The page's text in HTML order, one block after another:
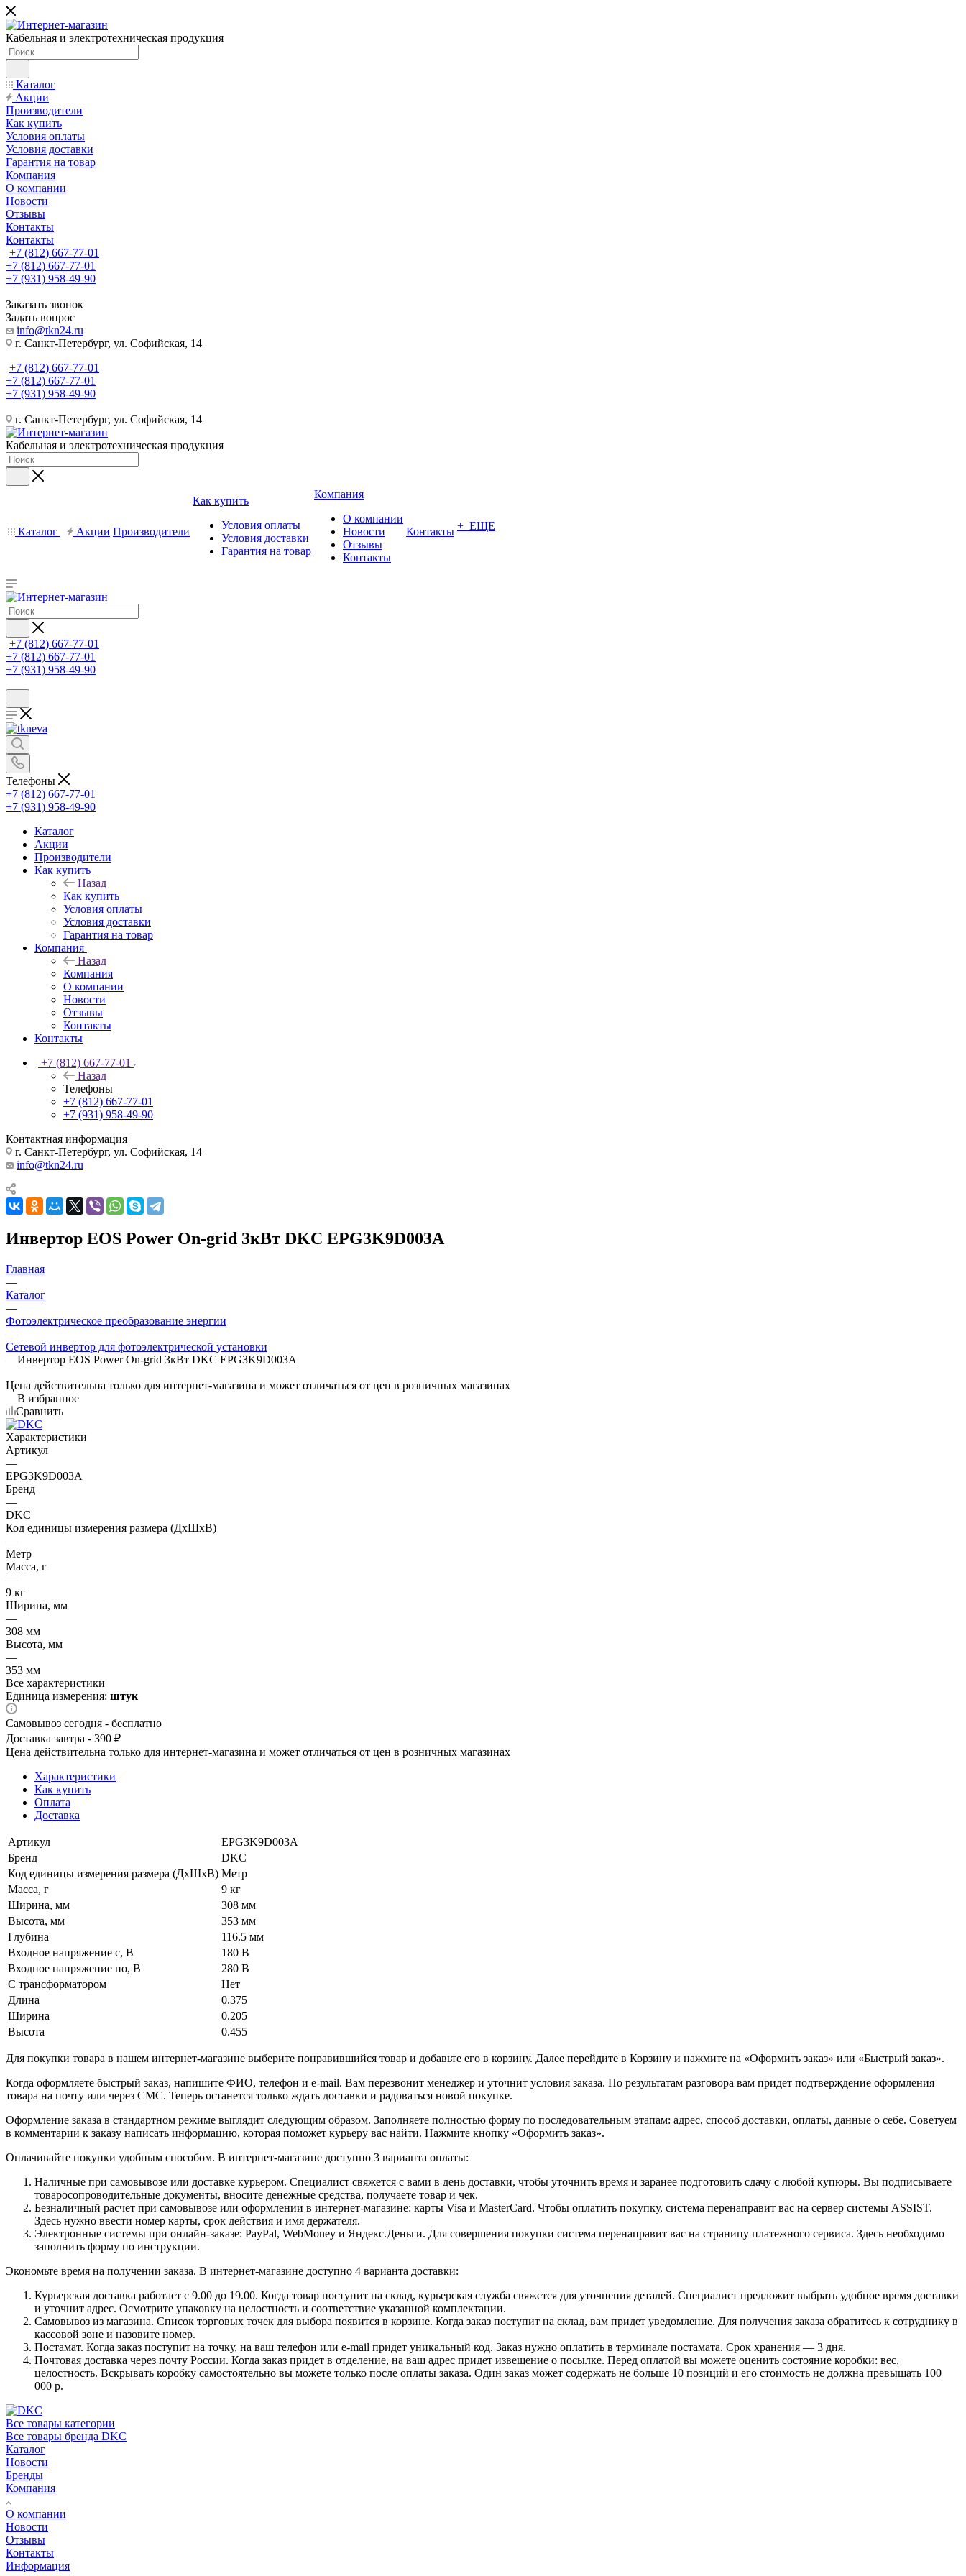
Кабельная и электротехническая продукция
Каталог
Акции
Производители
Как купить
Условия оплаты
Условия доставки
Гарантия на товар
Компания
О компании
Новости
Отзывы
Контакты
Контакты
+7 (812) 667-77-01
+7 (812) 667-77-01
+7 (931) 958-49-90
Заказать звонок
Задать вопрос
info@tkn24.ru
г. Санкт-Петербург, ул. Софийская, 14
+7 (812) 667-77-01
+7 (812) 667-77-01
+7 (931) 958-49-90
г. Санкт-Петербург, ул. Софийская, 14
Кабельная и электротехническая продукция
Каталог Акции Производители
Как купить
Условия оплаты
Условия доставки
Гарантия на товар
Компания
О компании
Новости
Отзывы
Контакты
Контакты + ЕЩЕ
+7 (812) 667-77-01
+7 (812) 667-77-01
+7 (931) 958-49-90
Телефоны
+7 (812) 667-77-01
+7 (931) 958-49-90
Каталог
Акции
Производители
Как купить
Назад
Как купить
Условия оплаты
Условия доставки
Гарантия на товар
Компания
Назад
Компания
О компании
Новости
Отзывы
Контакты
Контакты
+7 (812) 667-77-01
Назад
Телефоны
+7 (812) 667-77-01
+7 (931) 958-49-90
Контактная информация
г. Санкт-Петербург, ул. Софийская, 14
info@tkn24.ru
Инвертор EOS Power On-grid 3кВт DKC EPG3K9D003A
Главная
—
Каталог
—
Фотоэлектрическое преобразование энергии
—
Сетевой инвертор для фотоэлектрической установки
—Инвертор EOS Power On-grid 3кВт DKC EPG3K9D003A
Цена действительна только для интернет-магазина и может отличаться от цен в розничных магазинах
В избранное
Сравнить
Характеристики
Артикул
—
EPG3K9D003A
Бренд
—
DKC
Код единицы измерения размера (ДхШхВ)
—
Метр
Масса, г
—
9 кг
Ширина, мм
—
308 мм
Высота, мм
—
353 мм
Все характеристики
Единица измерения: штук
Самовывоз сегодня - бесплатно
Доставка завтра - 390 ₽
Цена действительна только для интернет-магазина и может отличаться от цен в розничных магазинах
Характеристики
Как купить
Оплата
Доставка
Артикул
EPG3K9D003A
Бренд
DKC
Код единицы измерения размера (ДхШхВ) Метр
Масса, г
9 кг
Ширина, мм
308 мм
Высота, мм
353 мм
Глубина
116.5 мм
Входное напряжение с, В
180 В
Входное напряжение по, В
280 В
С трансформатором
Нет
Длина
0.375
Ширина
0.205
Высота
0.455
Для покупки товара в нашем интернет-магазине выберите понравившийся товар и добавьте его в корзину. Далее перейдите в Корзину и нажмите на «Оформить заказ» или «Быстрый заказ».
Когда оформляете быстрый заказ, напишите ФИО, телефон и e-mail. Вам перезвонит менеджер и уточнит условия заказа. По результатам разговора вам придет подтверждение оформления
товара на почту или через СМС. Теперь останется только ждать доставки и радоваться новой покупке.
Оформление заказа в стандартном режиме выглядит следующим образом. Заполняете полностью форму по последовательным этапам: адрес, способ доставки, оплаты, данные о себе. Советуем
в комментарии к заказу написать информацию, которая поможет курьеру вас найти. Нажмите кнопку «Оформить заказ».
Оплачивайте покупки удобным способом. В интернет-магазине доступно 3 варианта оплаты:
Наличные при самовывозе или доставке курьером. Специалист свяжется с вами в день доставки, чтобы уточнить время и заранее подготовить сдачу с любой купюры. Вы подписываете
товаросопроводительные документы, вносите денежные средства, получаете товар и чек.
Безналичный расчет при самовывозе или оформлении в интернет-магазине: карты Visa и MasterCard. Чтобы оплатить покупку, система перенаправит вас на сервер системы ASSIST.
Здесь нужно ввести номер карты, срок действия и имя держателя.
Электронные системы при онлайн-заказе: PayPal, WebMoney и Яндекс.Деньги. Для совершения покупки система перенаправит вас на страницу платежного сервиса. Здесь необходимо
заполнить форму по инструкции.
Экономьте время на получении заказа. В интернет-магазине доступно 4 варианта доставки:
Курьерская доставка работает с 9.00 до 19.00. Когда товар поступит на склад, курьерская служба свяжется для уточнения деталей. Специалист предложит выбрать удобное время доставки
и уточнит адрес. Осмотрите упаковку на целостность и соответствие указанной комплектации.
Самовывоз из магазина. Список торговых точек для выбора появится в корзине. Когда заказ поступит на склад, вам придет уведомление. Для получения заказа обратитесь к сотруднику в
кассовой зоне и назовите номер.
Постамат. Когда заказ поступит на точку, на ваш телефон или e-mail придет уникальный код. Заказ нужно оплатить в терминале постамата. Срок хранения — 3 дня.
Почтовая доставка через почту России. Когда заказ придет в отделение, на ваш адрес придет извещение о посылке. Перед оплатой вы можете оценить состояние коробки: вес,
целостность. Вскрывать коробку самостоятельно вы можете только после оплаты заказа. Один заказ может содержать не больше 10 позиций и его стоимость не должна превышать 100
000 р.
Все товары категории
Все товары бренда DKC
Каталог
Новости
Бренды
Компания
О компании
Новости
Отзывы
Контакты
Информация